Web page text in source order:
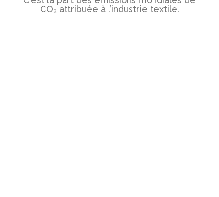
CO₂ attribuée à l’industrie textile.